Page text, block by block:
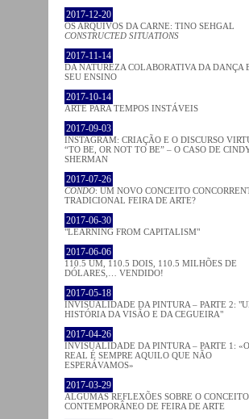
2017-12-20
OS ARQUIVOS DA CARNE: TINO SEHGAL
CONSTRUCTED SITUATIONS
2017-11-14
DA NATUREZA COLABORATIVA DA DANÇA
SEU ENSINO
2017-10-14
ARTE PARA TEMPOS INSTÁVEIS
2017-09-03
INSTAGRAM: CRIAÇÃO E O DISCURSO
“TO BE, OR NOT TO BE” – O CASO DE
SHERMAN
2017-07-26
CONDO: UM NOVO CONCEITO
TRADICIONAL FEIRA DE ARTE?
2017-06-30
"LEARNING FROM CAPITALISM"
2017-06-06
110.5 UM, 110.5 DOIS, 110.5 MILHÕES DE
DÓLARES,… VENDIDO!
2017-05-18
INVISUALIDADE DA PINTURA – PARTE 2:
HISTÓRIA DA VISÃO E DA CEGUEIRA"
2017-04-26
INVISUALIDADE DA PINTURA – PARTE 1: «O
REAL É SEMPRE AQUILO QUE NÃO
ESPERÁVAMOS»
2017-03-29
ALGUMAS REFLEXÕES SOBRE O CONCEITO
CONTEMPORÂNEO DE FEIRA DE ARTE